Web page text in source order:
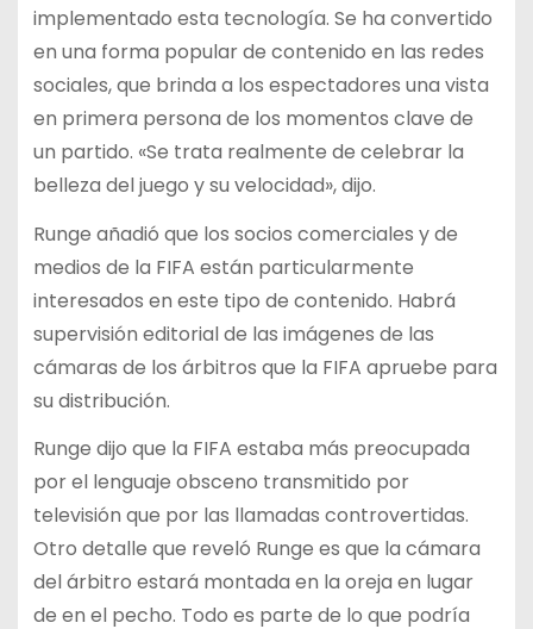
implementado esta tecnología. Se ha convertido
en una forma popular de contenido en las redes
sociales, que brinda a los espectadores una vista
en primera persona de los momentos clave de
un partido. «Se trata realmente de celebrar la
belleza del juego y su velocidad», dijo.
Runge añadió que los socios comerciales y de
medios de la FIFA están particularmente
interesados ​​en este tipo de contenido. Habrá
supervisión editorial de las imágenes de las
cámaras de los árbitros que la FIFA apruebe para
su distribución.
Runge dijo que la FIFA estaba más preocupada
por el lenguaje obsceno transmitido por
televisión que por las llamadas controvertidas.
Otro detalle que reveló Runge es que la cámara
del árbitro estará montada en la oreja en lugar
de en el pecho. Todo es parte de lo que podría